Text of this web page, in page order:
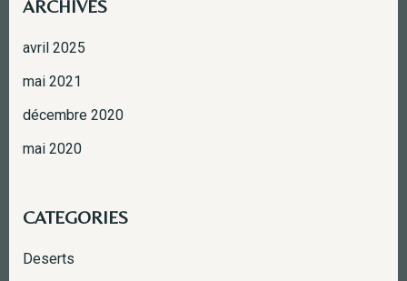
ARCHIVES
avril 2025
mai 2021
décembre 2020
mai 2020
CATEGORIES
Deserts